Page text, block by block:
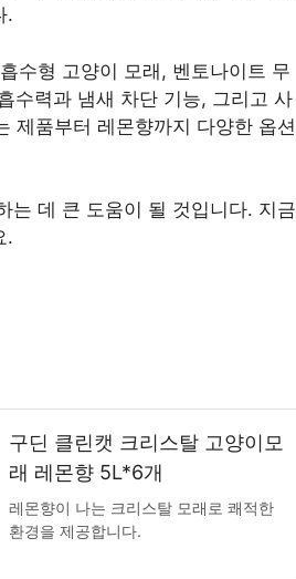
.
수형 고양이 모래, 벤토나이트 무
수력과 냄새 차단 기능, 그리고 사
제품부터 레몬향까지 다양한 옵션
는 데 큰 도움이 될 것입니다. 지금
.
구딘 클린캣 크리스탈 고양이모
래 레몬향 5L*6개
레몬향이 나는 크리스탈 모래로 쾌적한
환경을 제공합니다.